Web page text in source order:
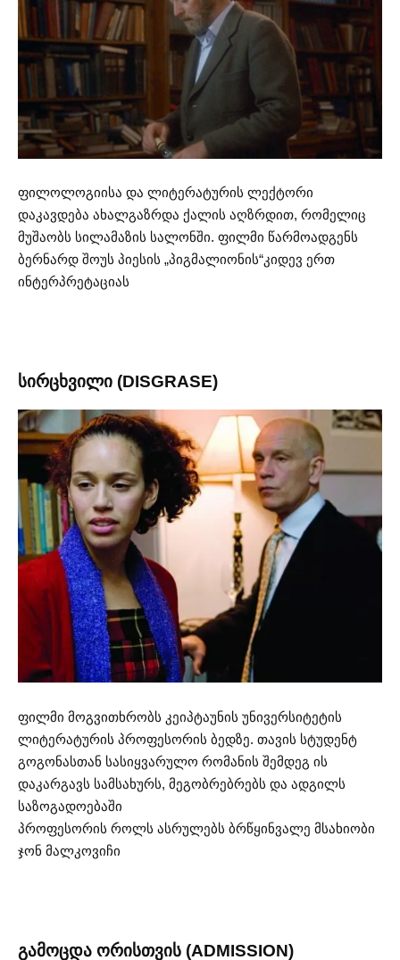
ფილოლოგიისა და ლიტერატურის ლექტორი
დაკავდება ახალგაზრდა ქალის აღზრდით, რომელიც
მუშაობს სილამაზის სალონში. ფილმი წარმოადგენს
ბერნარდ შოუს პიესის „პიგმალიონის“კიდევ ერთ
ინტერპრეტაციას
სირცხვილი (DISGRASE)
ფილმი მოგვითხრობს კეიპტაუნის უნივერსიტეტის
ლიტერატურის პროფესორის ბედზე. თავის სტუდენტ
გოგონასთან სასიყვარულო რომანის შემდეგ ის
დაკარგავს სამსახურს, მეგობრებრებს და ადგილს
საზოგადოებაში
პროფესორის როლს ასრულებს ბრწყინვალე მსახიობი
ჯონ მალკოვიჩი
გამოცდა ორისთვის (ADMISSION)